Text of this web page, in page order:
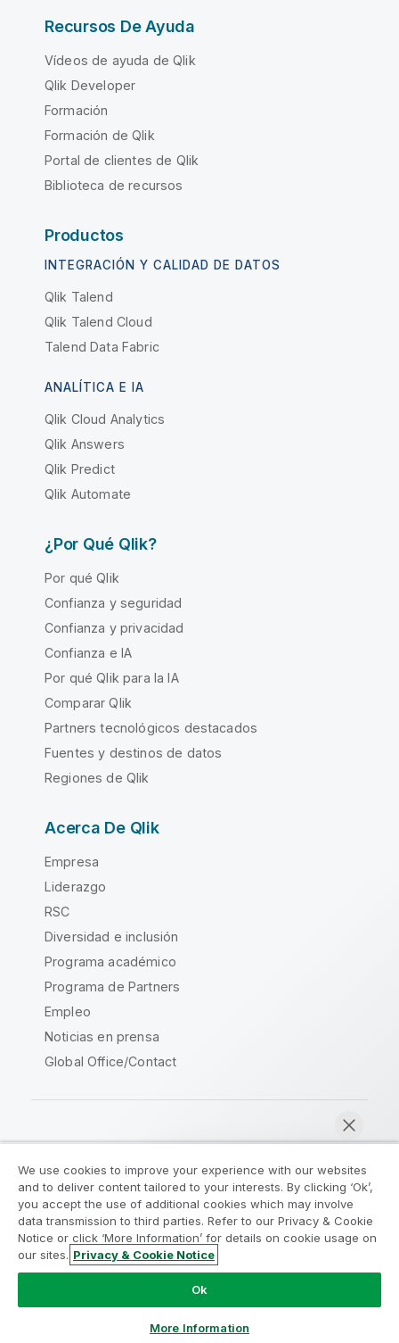
Recursos De Ayuda
Vídeos de ayuda de Qlik
Qlik Developer
Formación
Formación de Qlik
Portal de clientes de Qlik
Biblioteca de recursos
Productos
INTEGRACIÓN Y CALIDAD DE DATOS
Qlik Talend
Qlik Talend Cloud
Talend Data Fabric
ANALÍTICA E IA
Qlik Cloud Analytics
Qlik Answers
Qlik Predict
Qlik Automate
¿Por Qué Qlik?
Por qué Qlik
Confianza y seguridad
Confianza y privacidad
Confianza e IA
Por qué Qlik para la IA
Comparar Qlik
Partners tecnológicos destacados
Fuentes y destinos de datos
Regiones de Qlik
Acerca De Qlik
Empresa
Liderazgo
RSC
Diversidad e inclusión
Programa académico
Programa de Partners
Empleo
Noticias en prensa
Global Office/Contact
Acuerdos legales
Condiciones del producto
Legal Policies
Política legal
Condiciones de uso
Marcas comerciales
Do Not Share My Info
Copyright © 1993-2026 QlikTech International AB.
We use cookies to improve your experience with our websites
and to deliver content tailored to your interests. By clicking ‘Ok’,
you accept the use of additional cookies which may involve
data transmission to third parties. Refer to our Privacy & Cookie
Notice or click ‘More Information’ for details on cookie usage on
our sites. Privacy & Cookie Notice
Ok
More Information